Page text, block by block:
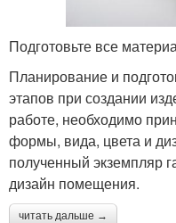
Подготовьте все
Планирование и
этапов при создании
работе, необходимо
формы, вида, цвета и
полученный экземпляр
дизайн помещения.
читать дальше →